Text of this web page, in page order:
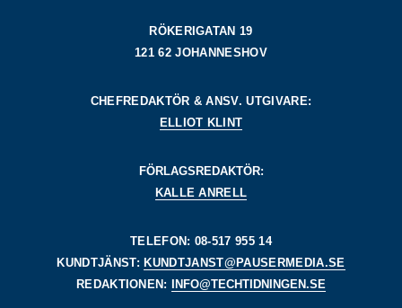
RÖKERIGATAN 19
121 62 JOHANNESHOV
CHEFREDAKTÖR & ANSV. UTGIVARE:
ELLIOT KLINT
FÖRLAGSREDAKTÖR:
KALLE ANRELL
TELEFON: 08-517 955 14
KUNDTJÄNST: KUNDTJANST@PAUSERMEDIA.SE
REDAKTIONEN:
INFO@TECHTIDNINGEN.SE